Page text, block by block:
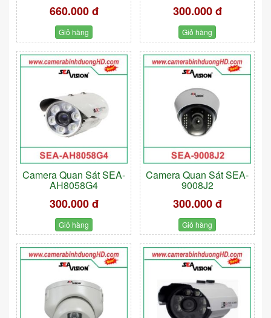
660.000 đ
Giỏ hàng
300.000 đ
Giỏ hàng
Camera Quan Sát SEA-
AH8058G4
300.000 đ
Giỏ hàng
Camera Quan Sát SEA-
9008J2
300.000 đ
Giỏ hàng